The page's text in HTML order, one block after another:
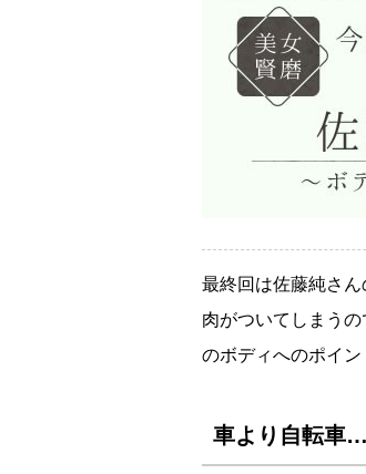
最終回は佐藤純さ
肉がついてしまう
のボディへのポイン
車より自転車